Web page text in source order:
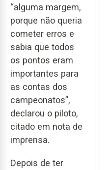
“alguma margem,
porque não queria
cometer erros e
sabia que todos
os pontos eram
importantes para
as contas dos
campeonatos”,
declarou o piloto,
citado em nota de
imprensa.
Depois de ter